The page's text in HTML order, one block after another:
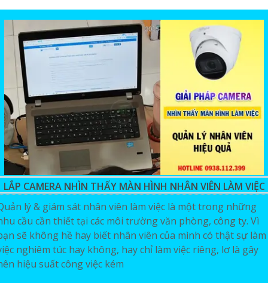
LẮP CAMERA NHÌN THẤY MÀN HÌNH NHÂN VIÊN LÀM VIỆC
lý & giám sát nhân viên làm việc là một trong những
cầu cần thiết tại các môi trường văn phòng, công ty. Vì
sẽ không hề hay biết nhân viên của mình có thật sự làm
nghiêm túc hay không, hay chỉ làm việc riêng, lơ là gây
hiệu suất công việc kém